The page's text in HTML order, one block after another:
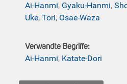
Ai-Hanmi, Gyaku-Hanmi,
Uke, Tori, Osae-Waza
Verwandte Begriffe:
Ai-Hanmi, Katate-Dori